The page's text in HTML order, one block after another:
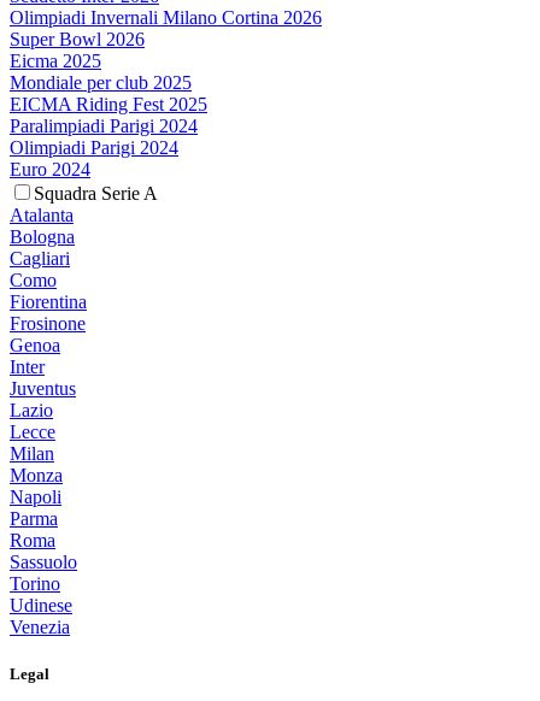
Olimpiadi Invernali Milano Cortina 2026
Super Bowl 2026
Eicma 2025
Mondiale per club 2025
EICMA Riding Fest 2025
Paralimpiadi Parigi 2024
Olimpiadi Parigi 2024
Euro 2024
Squadra Serie A
Atalanta
Bologna
Cagliari
Como
Fiorentina
Frosinone
Genoa
Inter
Juventus
Lazio
Lecce
Milan
Monza
Napoli
Parma
Roma
Sassuolo
Torino
Udinese
Venezia
Legal